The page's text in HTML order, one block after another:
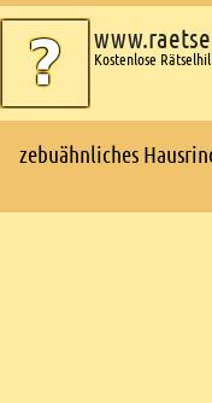
Kostenlose
zebuähnliches